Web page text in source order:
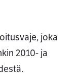
joka
2010- ja